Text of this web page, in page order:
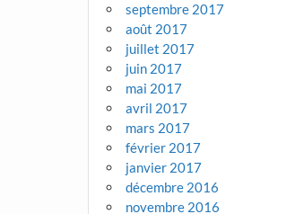
septembre 2017
août 2017
juillet 2017
juin 2017
mai 2017
avril 2017
mars 2017
février 2017
janvier 2017
décembre 2016
novembre 2016